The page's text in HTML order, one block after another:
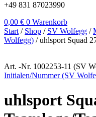
+49 831 87023990
0,00 € 0 Warenkorb
Start / Shop / SV Wolfegg /
Wolfegg) / uhlsport Squad
Art. -Nr. 1002253-11 (SV
Initialen/Nummer (SV
uhlsport